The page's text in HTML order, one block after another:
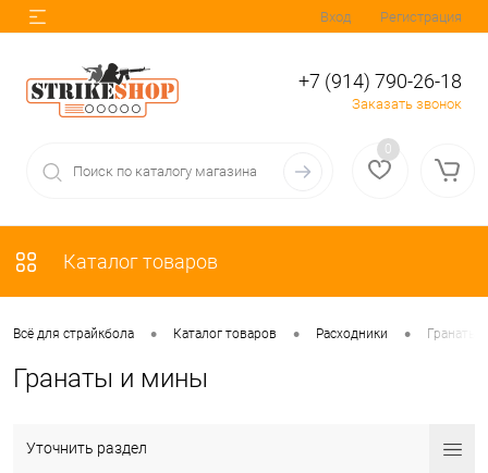
Вход Регистрация
+7 (914) 790-26-18
Заказать звонок
0
Каталог товаров
Всё для страйкбола • Каталог товаров • Расходники • Гранаты
Гранаты и мины
Уточнить раздел